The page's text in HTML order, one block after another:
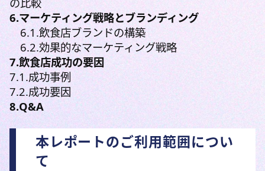
6.マーケティング戦略とブランディング
6.1.飲食店ブランドの構築
6.2.効果的なマーケティング戦略
7.飲食店成功の要因
7.1.成功事例
7.2.成功要因
8.Q&A
本レポートのご利用範囲につい
て